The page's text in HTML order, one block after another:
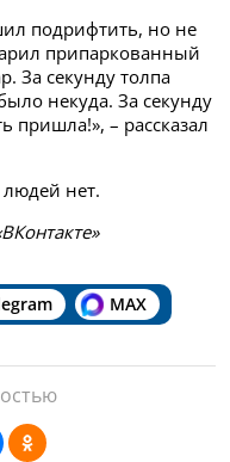
подрифтить, но не
припаркованный
За секунду толпа
некуда. За секунду
пришла!», – рассказал
нет.
MAX